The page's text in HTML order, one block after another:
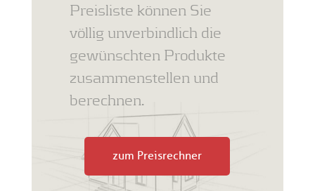
Preisliste können Sie
völlig unverbindlich die
gewünschten Produkte
zusammenstellen und
berechnen.
zum Preisrechner